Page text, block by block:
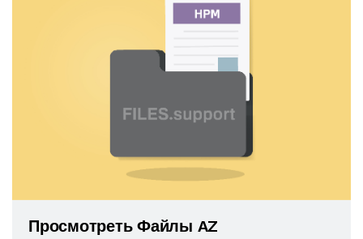
Просмотреть Файлы AZ